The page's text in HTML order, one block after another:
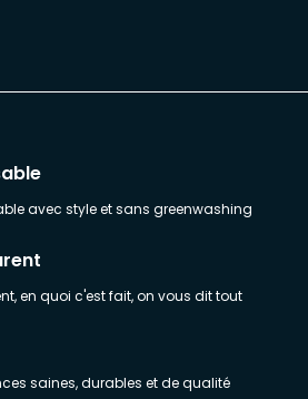
avec style et sans greenwashing
en quoi c'est fait, on vous dit tout
saines, durables et de qualité